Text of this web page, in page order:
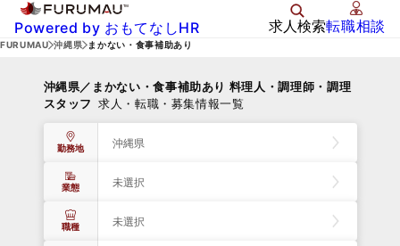
Powered by おもてなしHR 求人検索転職相談
FURUMAU 沖縄県 まかない・食事補助あり
沖縄県／まかない・食事補助あり 料理人・調理師・調理
スタッフ 求人・転職・募集情報一覧
勤務地 沖縄県
業態 未選択
職種 未選択